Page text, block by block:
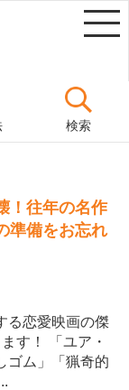
検索
！往年の名作
準備をお忘れ
る恋愛映画の傑
す！ 「ユア・
ゴム」「猟奇的